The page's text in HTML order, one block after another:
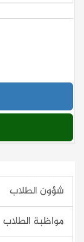
شؤون الطلاب
مواظبة الطلاب